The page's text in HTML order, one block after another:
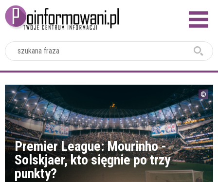
Premier League: Mourinho -
Solskjaer, kto sięgnie po trzy
punkty?